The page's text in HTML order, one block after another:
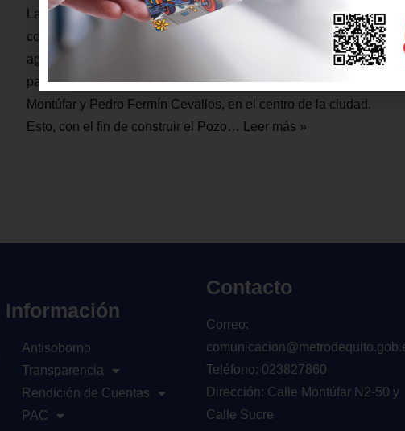
La Empresa Pública Metropolitana Metro de Quito (EPMMQ)
comunica a la ciudadanía que a partir del viernes 24 de
agosto a las 22h00, y por un lapso de 12 meses, se cerrará
parcialmente la calle Oriente en el tramo comprendido entre
Montúfar y Pedro Fermín Cevallos, en el centro de la ciudad.
Esto, con el fin de construir el Pozo…
Leer más »
Información
Antisoborno
Transparencia
Rendición de Cuentas
PAC
Contacto
Correo:
Teléfono: 023827860
Dirección: Calle Montúfar N2-50 y
Calle Sucre